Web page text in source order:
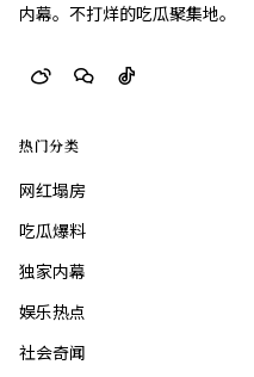
内幕。不打烊的吃瓜聚集地。
热门分类
网红塌房
吃瓜爆料
独家内幕
娱乐热点
社会奇闻